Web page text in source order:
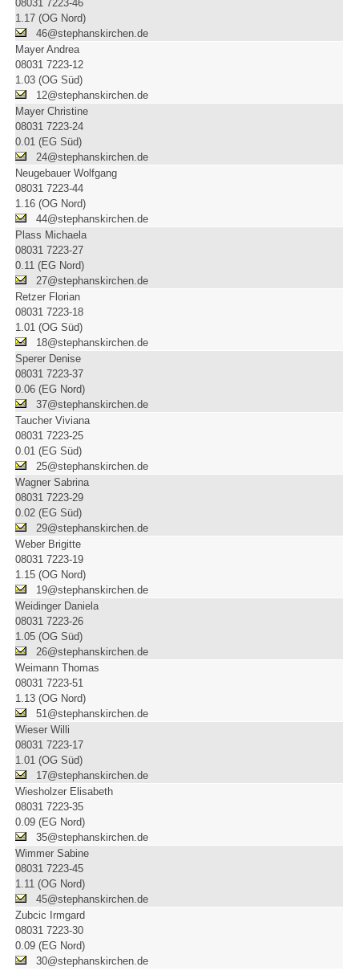
08031 7223-46
1.17 (OG Nord)
46@stephanskirchen.de
Mayer Andrea
08031 7223-12
1.03 (OG Süd)
12@stephanskirchen.de
Mayer Christine
08031 7223-24
0.01 (EG Süd)
24@stephanskirchen.de
Neugebauer Wolfgang
08031 7223-44
1.16 (OG Nord)
44@stephanskirchen.de
Plass Michaela
08031 7223-27
0.11 (EG Nord)
27@stephanskirchen.de
Retzer Florian
08031 7223-18
1.01 (OG Süd)
18@stephanskirchen.de
Sperer Denise
08031 7223-37
0.06 (EG Nord)
37@stephanskirchen.de
Taucher Viviana
08031 7223-25
0.01 (EG Süd)
25@stephanskirchen.de
Wagner Sabrina
08031 7223-29
0.02 (EG Süd)
29@stephanskirchen.de
Weber Brigitte
08031 7223-19
1.15 (OG Nord)
19@stephanskirchen.de
Weidinger Daniela
08031 7223-26
1.05 (OG Süd)
26@stephanskirchen.de
Weimann Thomas
08031 7223-51
1.13 (OG Nord)
51@stephanskirchen.de
Wieser Willi
08031 7223-17
1.01 (OG Süd)
17@stephanskirchen.de
Wiesholzer Elisabeth
08031 7223-35
0.09 (EG Nord)
35@stephanskirchen.de
Wimmer Sabine
08031 7223-45
1.11 (OG Nord)
45@stephanskirchen.de
Zubcic Irmgard
08031 7223-30
0.09 (EG Nord)
30@stephanskirchen.de